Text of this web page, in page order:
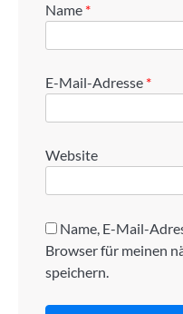
Name *
E-Mail-Adresse *
Website
Name, E-Mail-
Browser für meinen
speichern.